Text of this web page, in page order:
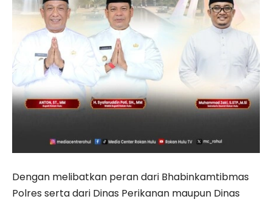
Dengan melibatkan peran dari Bhabinkamtibmas
Polres serta dari Dinas Perikanan maupun Dinas